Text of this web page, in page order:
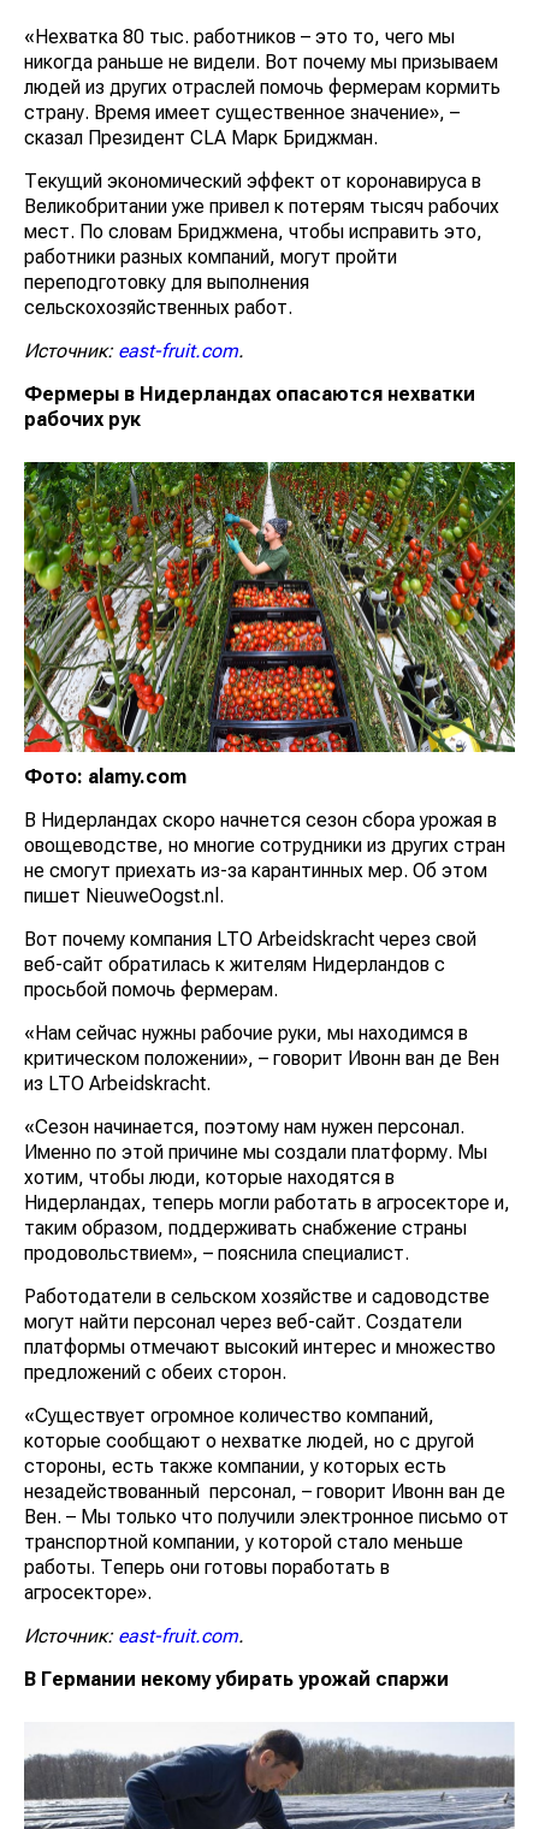
«Нехватка 80 тыс. работников – это то, чего мы
никогда раньше не видели. Вот почему мы призываем
людей из других отраслей помочь фермерам кормить
страну. Время имеет существенное значение», –
сказал Президент CLA Марк Бриджман.
Текущий экономический эффект от коронавируса в
Великобритании уже привел к потерям тысяч рабочих
мест. По словам Бриджмена, чтобы исправить это,
работники разных компаний, могут пройти
переподготовку для выполнения
сельскохозяйственных работ.
Источник: east-fruit.com.
Фермеры в Нидерландах опасаются нехватки
рабочих рук
Фото: alamy.com
В Нидерландах скоро начнется сезон сбора урожая в
овощеводстве, но многие сотрудники из других стран
не смогут приехать из-за карантинных мер. Об этом
пишет NieuweOogst.nl.
Вот почему компания LTO Arbeidskracht через свой
веб-сайт обратилась к жителям Нидерландов с
просьбой помочь фермерам.
«Нам сейчас нужны рабочие руки, мы находимся в
критическом положении», – говорит Ивонн ван де Вен
из LTO Arbeidskracht.
«Сезон начинается, поэтому нам нужен персонал.
Именно по этой причине мы создали платформу. Мы
хотим, чтобы люди, которые находятся в
Нидерландах, теперь могли работать в агросекторе и,
таким образом, поддерживать снабжение страны
продовольствием», – пояснила специалист.
Работодатели в сельском хозяйстве и садоводстве
могут найти персонал через веб-сайт. Создатели
платформы отмечают высокий интерес и множество
предложений с обеих сторон.
«Существует огромное количество компаний,
которые сообщают о нехватке людей, но с другой
стороны, есть также компании, у которых есть
незадействованный персонал, – говорит Ивонн ван де
Вен. – Мы только что получили электронное письмо от
транспортной компании, у которой стало меньше
работы. Теперь они готовы поработать в
агросекторе».
Источник: east-fruit.com.
В Германии некому убирать урожай спаржи